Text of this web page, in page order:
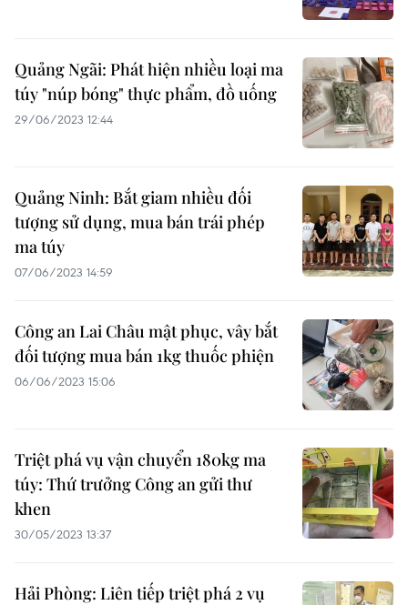
Quảng Ngãi: Phát hiện nhiều loại ma
túy "núp bóng" thực phẩm, đồ uống
29/06/2023 12:44
Quảng Ninh: Bắt giam nhiều đối
tượng sử dụng, mua bán trái phép
ma túy
07/06/2023 14:59
Công an Lai Châu mật phục, vây bắt
đối tượng mua bán 1kg thuốc phiện
06/06/2023 15:06
Triệt phá vụ vận chuyển 180kg ma
túy: Thứ trưởng Công an gửi thư
khen
30/05/2023 13:37
Hải Phòng: Liên tiếp triệt phá 2 vụ